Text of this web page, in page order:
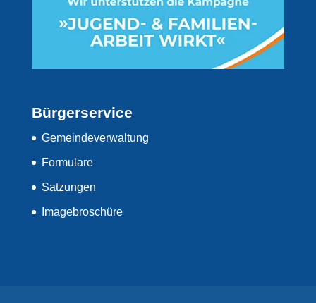
Bürgerservice
Gemeindeverwaltung
Formulare
Satzungen
Imagebroschüre